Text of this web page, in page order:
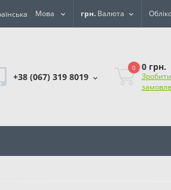
Мова грн. Валюта
+38 (067) 319 8019
0 0 грн.
Зробити